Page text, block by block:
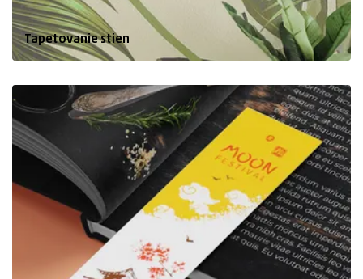
Tapetovanie stien